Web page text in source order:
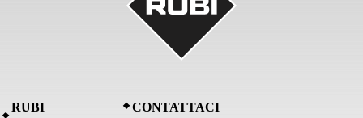
RUBI
CONTATTACI